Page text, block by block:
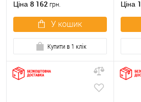
Ціна 8 162 грн.
У кошик
Купити в 1 клік
Ціна